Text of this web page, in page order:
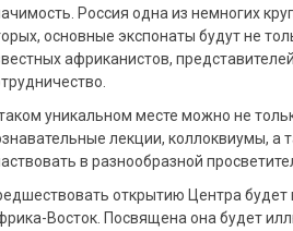
Россия одна из немногих
основные экспонаты будут не
африканистов,
уникальном месте можно не
лекции, коллоквиумы,
в разнообразной
открытию Центра
Восток. Посвящена она будет